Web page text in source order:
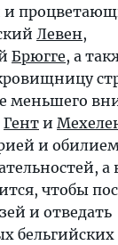
Левен,
Брюгге, а
меньшего
Гент и
и
а
чтобы
и отведать
бельгийских